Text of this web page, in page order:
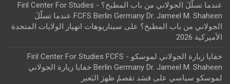
عندما تسلّلَ الجولاني من باب المطبخ؟ - Firil Center For Studies
FCFS Berlin Germany Dr. Jameel M. Shaheen عندما تسلّلَ
الجولاني من باب المطبخ؟ على سيناريوهات انهيار الولايات المتحدة
الأميركية 2026
خفايا زيارة الجولاني لموسكو - Firil Center For Studies FCFS
Berlin Germany Dr. Jameel M. Shaheen خفايا زيارة الجولاني
لموسكو سياسي على قسَد تقصمُ ظهرَ البَعير